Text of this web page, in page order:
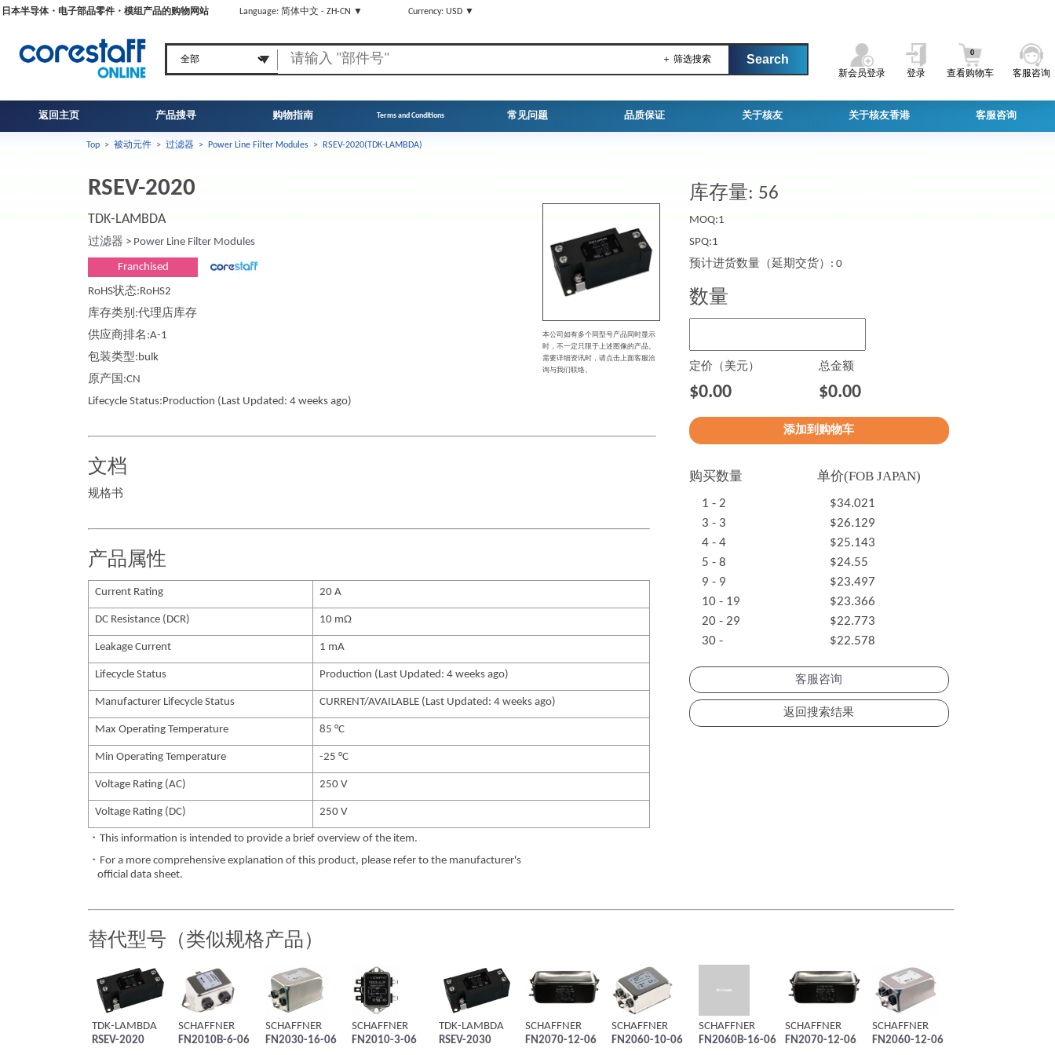
日本半导体・电子部品零件・模组产品的购物网站 Language: 简体中文 - ZH-CN ▼ Currency: USD ▼
＋ 筛选搜索
新会员登录 登录 查看购物车
0
客服咨询
返回主页 产品搜寻 购物指南 Terms and Conditions 常见问题 品质保证 关于核友 关于核友香港 客服咨询
Top > 被动元件 > 过滤器 > Power Line Filter Modules > RSEV-2020(TDK-LAMBDA)
RSEV-2020
TDK-LAMBDA
过滤器 > Power Line Filter Modules
Franchised
RoHS状态:RoHS2
库存类别:代理店库存
供应商排名:A-1
包装类型:bulk
原产国:CN
Lifecycle Status:Production (Last Updated: 4 weeks ago)
本公司如有多个同型号产品同时显示
时，不一定只限于上述图像的产品。
需要详细资讯时，请点击上面客服洽
询与我们联络。
文档
规格书
产品属性
Current Rating 20 A
DC Resistance (DCR) 10 mΩ
Leakage Current 1 mA
Lifecycle Status Production (Last Updated: 4 weeks ago)
Manufacturer Lifecycle Status CURRENT/AVAILABLE (Last Updated: 4 weeks ago)
Max Operating Temperature 85 °C
Min Operating Temperature -25 °C
Voltage Rating (AC) 250 V
Voltage Rating (DC) 250 V
・This information is intended to provide a brief overview of the item.
・For a more comprehensive explanation of this product, please refer to the manufacturer's
official data sheet.
库存量: 56
MOQ:1
SPQ:1
预计进货数量（延期交货）: 0
数量
定价（美元） 总金额
$0.00 $0.00
购买数量 单价(FOB JAPAN)
1 - 2
$34.021
3 - 3
$26.129
4 - 4
$25.143
5 - 8
$24.55
9 - 9
$23.497
10 - 19
$23.366
20 - 29
$22.773
30 -
$22.578
客服咨询
替代型号（类似规格产品）
TDK-LAMBDA
RSEV-2020
SCHAFFNER
FN2010B-6-06
SCHAFFNER
FN2030-16-06
SCHAFFNER
FN2010-3-06
TDK-LAMBDA
RSEV-2030
SCHAFFNER
FN2070-12-06
SCHAFFNER
FN2060-10-06
SCHAFFNER
FN2060B-16-06
SCHAFFNER
FN2070-12-06
SCHAFFNER
FN2060-12-06